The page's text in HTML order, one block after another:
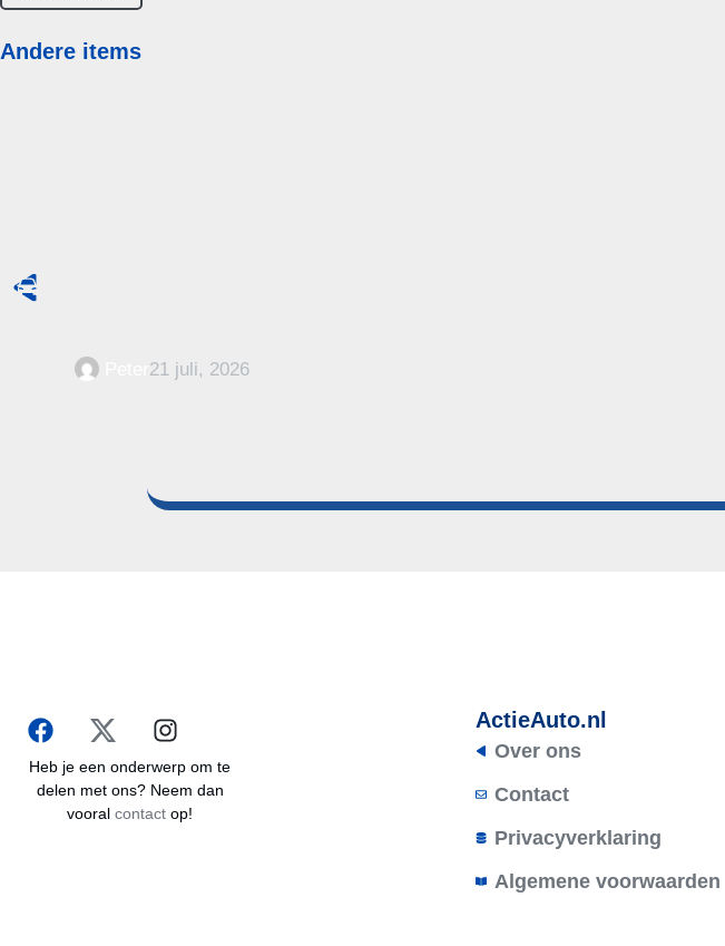
Andere items
21 juli, 2026
Heb je een onderwerp om te
delen met ons? Neem dan
vooralcontact op!
ActieAuto.nl
Over ons
Contact
Privacyverklaring
Algemene voorwaarden